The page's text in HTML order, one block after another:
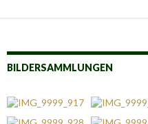
BILDERSAMMLUNGEN